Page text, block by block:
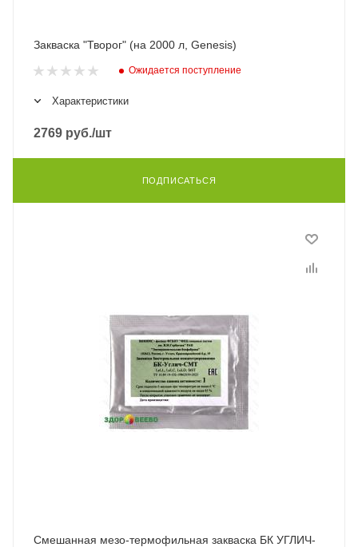
Закваска "Творог" (на 2000 л, Genesis)
Ожидается поступление
Характеристики
2769 руб./шт
ПОДПИСАТЬСЯ
Смешанная мезо-термофильная закваска БК УГЛИЧ-